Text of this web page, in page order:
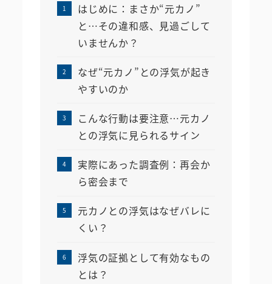
はじめに：まさか“元カノ”
と…その違和感、見過ごして
いませんか？
なぜ“元カノ”との浮気が起き
やすいのか
こんな行動は要注意…元カノ
との浮気に見られるサイン
実際にあった調査例：再会か
ら密会まで
元カノとの浮気はなぜバレに
くい？
浮気の証拠として有効なもの
とは？